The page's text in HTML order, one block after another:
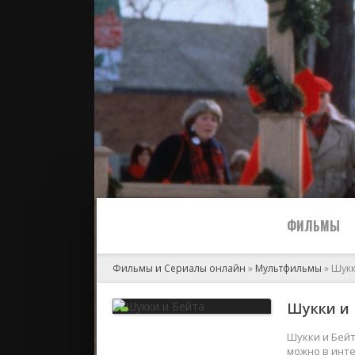
ФИЛЬМЫ
2024
Фильмы и Сериалы онлайн » Мультфильмы »
Шукки и
Шукки и
можно в